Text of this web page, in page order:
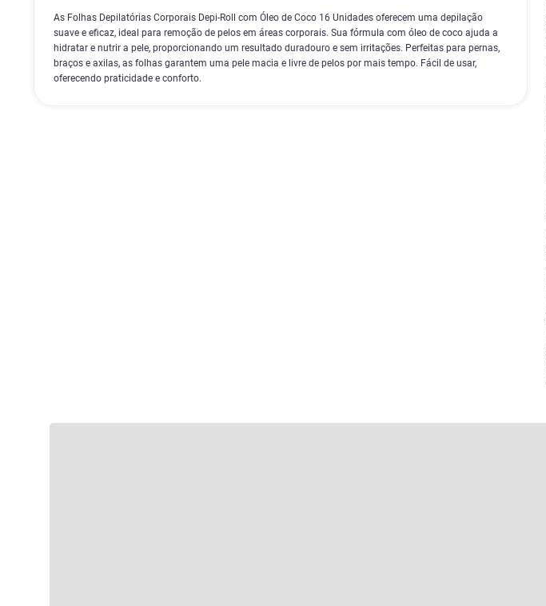
As Folhas Depilatórias Corporais Depi-Roll com Óleo de Coco 16 Unidades oferecem uma depilação
suave e eficaz, ideal para remoção de pelos em áreas corporais. Sua fórmula com óleo de coco ajuda a
hidratar e nutrir a pele, proporcionando um resultado duradouro e sem irritações. Perfeitas para pernas,
braços e axilas, as folhas garantem uma pele macia e livre de pelos por mais tempo. Fácil de usar,
oferecendo praticidade e conforto.